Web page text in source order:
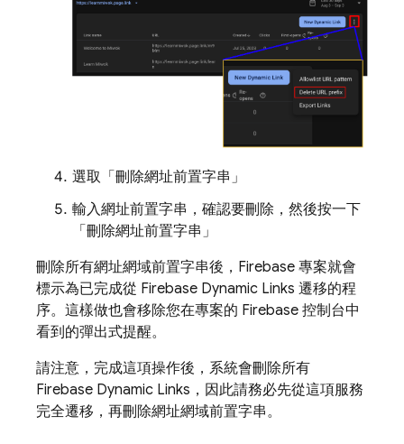
選取「刪除網址前置字串」
輸入網址前置字串，確認要刪除，然後按一下
「刪除網址前置字串」
刪除所有網址網域前置字串後，Firebase 專案就會
標示為已完成從 Firebase Dynamic Links 遷移的程
序。這樣做也會移除您在專案的 Firebase 控制台中
看到的彈出式提醒。
請注意，完成這項操作後，系統會刪除所有
Firebase Dynamic Links，因此請務必先從這項服務
完全遷移，再刪除網址網域前置字串。